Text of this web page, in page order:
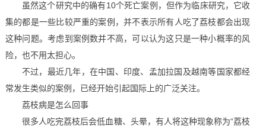
虽然这个研究中的确有10个死亡案例，但作为临床研究，它收
集的都是一些比较严重的案例，并不表示所有人吃了荔枝都会出现
这种问题。考虑到案例数并不高，可以认为这只是一种小概率的风
险，也不用太担心。
不过，最近几年，在中国、印度、孟加拉国及越南等国家都经
常发生类似的案例，已经开始引起国际上的广泛关注。
荔枝病是怎么回事
很多人吃完荔枝后会低血糖、头晕，有人将这种现象称为“荔枝